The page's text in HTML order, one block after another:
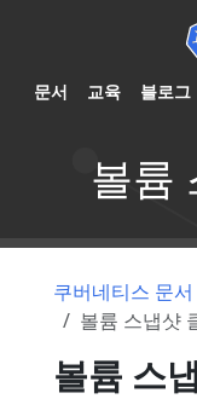
문서 교육 블로그
볼륨
쿠버네티스 문서
볼륨 스냅샷
볼륨 스